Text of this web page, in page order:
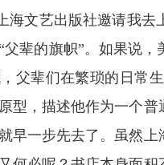
海文艺出版社邀请我
辈的旗帜”。如果说
父辈们在繁琐的日常
型，描述他作为一个
早一步先去了。虽然